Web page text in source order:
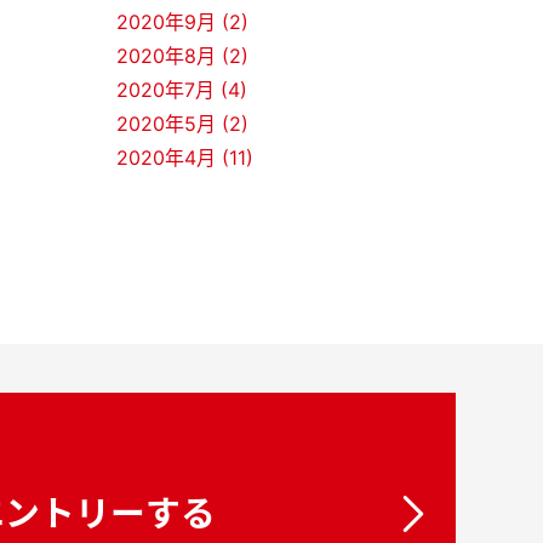
2020年9月 (2)
2020年8月 (2)
2020年7月 (4)
2020年5月 (2)
2020年4月 (11)
トリーする